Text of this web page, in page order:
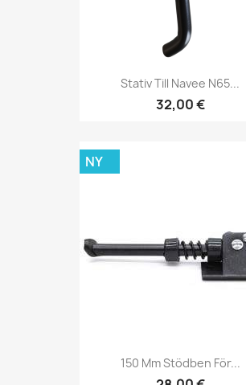
Stativ Till Navee N65...
32,00 €
150 Mm Stödben För...
NY